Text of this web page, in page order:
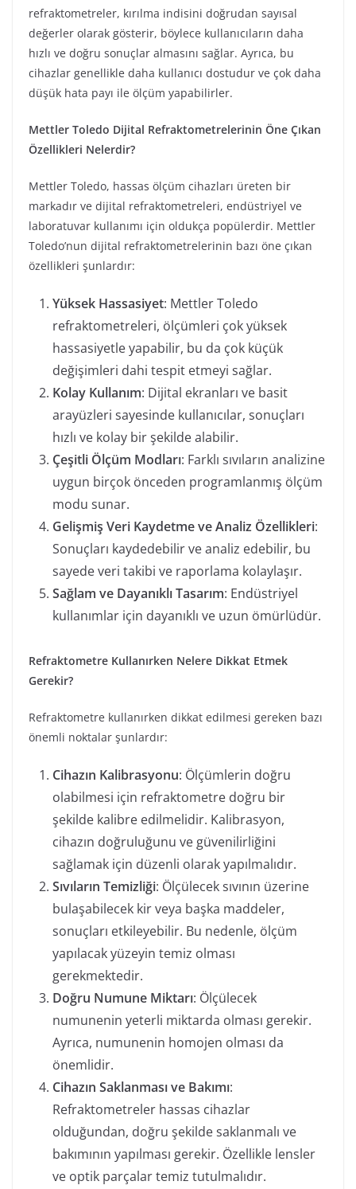
refraktometreler, kırılma indisini doğrudan sayısal
değerler olarak gösterir, böylece kullanıcıların daha
hızlı ve doğru sonuçlar almasını sağlar. Ayrıca, bu
cihazlar genellikle daha kullanıcı dostudur ve çok daha
düşük hata payı ile ölçüm yapabilirler.
Mettler Toledo Dijital Refraktometrelerinin Öne Çıkan
Özellikleri Nelerdir?
Mettler Toledo, hassas ölçüm cihazları üreten bir
markadır ve dijital refraktometreleri, endüstriyel ve
laboratuvar kullanımı için oldukça popülerdir. Mettler
Toledo’nun dijital refraktometrelerinin bazı öne çıkan
özellikleri şunlardır:
Yüksek Hassasiyet: Mettler Toledo
refraktometreleri, ölçümleri çok yüksek
hassasiyetle yapabilir, bu da çok küçük
değişimleri dahi tespit etmeyi sağlar.
Kolay Kullanım: Dijital ekranları ve basit
arayüzleri sayesinde kullanıcılar, sonuçları
hızlı ve kolay bir şekilde alabilir.
Çeşitli Ölçüm Modları: Farklı sıvıların analizine
uygun birçok önceden programlanmış ölçüm
modu sunar.
Gelişmiş Veri Kaydetme ve Analiz Özellikleri:
Sonuçları kaydedebilir ve analiz edebilir, bu
sayede veri takibi ve raporlama kolaylaşır.
Sağlam ve Dayanıklı Tasarım: Endüstriyel
kullanımlar için dayanıklı ve uzun ömürlüdür.
Refraktometre Kullanırken Nelere Dikkat Etmek
Gerekir?
Refraktometre kullanırken dikkat edilmesi gereken bazı
önemli noktalar şunlardır:
Cihazın Kalibrasyonu: Ölçümlerin doğru
olabilmesi için refraktometre doğru bir
şekilde kalibre edilmelidir. Kalibrasyon,
cihazın doğruluğunu ve güvenilirliğini
sağlamak için düzenli olarak yapılmalıdır.
Sıvıların Temizliği: Ölçülecek sıvının üzerine
bulaşabilecek kir veya başka maddeler,
sonuçları etkileyebilir. Bu nedenle, ölçüm
yapılacak yüzeyin temiz olması
gerekmektedir.
Doğru Numune Miktarı: Ölçülecek
numunenin yeterli miktarda olması gerekir.
Ayrıca, numunenin homojen olması da
önemlidir.
Cihazın Saklanması ve Bakımı:
Refraktometreler hassas cihazlar
olduğundan, doğru şekilde saklanmalı ve
bakımının yapılması gerekir. Özellikle lensler
ve optik parçalar temiz tutulmalıdır.